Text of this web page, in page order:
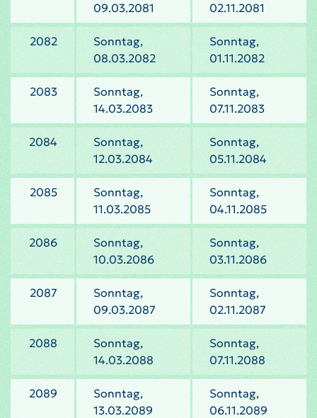
09.03.2081
02.11.2081
2082
Sonntag,
08.03.2082
Sonntag,
01.11.2082
2083
Sonntag,
14.03.2083
Sonntag,
07.11.2083
2084
Sonntag,
12.03.2084
Sonntag,
05.11.2084
2085
Sonntag,
11.03.2085
Sonntag,
04.11.2085
2086
Sonntag,
10.03.2086
Sonntag,
03.11.2086
2087
Sonntag,
09.03.2087
Sonntag,
02.11.2087
2088
Sonntag,
14.03.2088
Sonntag,
07.11.2088
2089
Sonntag,
13.03.2089
Sonntag,
06.11.2089